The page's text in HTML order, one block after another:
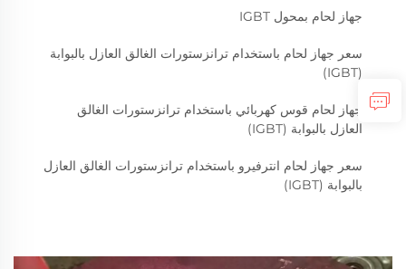
جهاز لحام بمحول IGBT
سعر جهاز لحام باستخدام ترانزستورات الغالق العازل بالبوابة
(IGBT)
جهاز لحام قوس كهربائي باستخدام ترانزستورات الغالق
العازل بالبوابة (IGBT)
سعر جهاز لحام انترفيرو باستخدام ترانزستورات الغالق العازل
بالبوابة (IGBT)